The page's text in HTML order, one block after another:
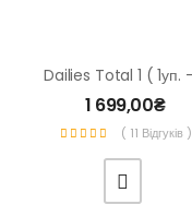
1 699,00₴
( 11 Відгуків )